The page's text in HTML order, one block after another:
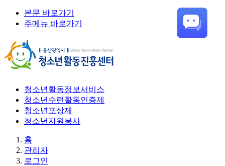
본문 바로가기
주메뉴 바로가기
청소년활동정보서비스
청소년수련활동인증제
청소년포상제
청소년자원봉사
홈
관리자
로그인